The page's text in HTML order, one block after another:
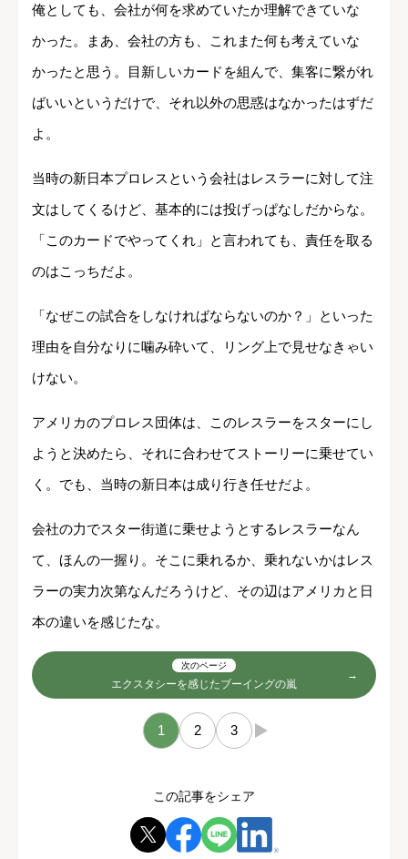
俺としても、会社が何を求めていたか理解できていな
かった。まあ、会社の方も、これまた何も考えていな
かったと思う。目新しいカードを組んで、集客に繋がれ
ばいいというだけで、それ以外の思惑はなかったはずだ
よ。
当時の新日本プロレスという会社はレスラーに対して注
文はしてくるけど、基本的には投げっぱなしだからな。
「このカードでやってくれ」と言われても、責任を取る
のはこっちだよ。
「なぜこの試合をしなければならないのか？」といった
理由を自分なりに噛み砕いて、リング上で見せなきゃい
けない。
アメリカのプロレス団体は、このレスラーをスターにし
ようと決めたら、それに合わせてストーリーに乗せてい
く。でも、当時の新日本は成り行き任せだよ。
会社の力でスター街道に乗せようとするレスラーなん
て、ほんの一握り。そこに乗れるか、乗れないかはレス
ラーの実力次第なんだろうけど、その辺はアメリカと日
本の違いを感じたな。
次のページ
エクスタシーを感じたブーイングの嵐
1 2 3 →
この記事をシェア